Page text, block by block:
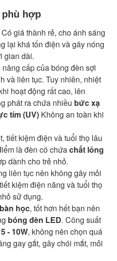
phù hợp
Có giá thành rẻ, cho ánh sáng
lại khá tốn điện và gây nóng
gian dài.
cấp của bóng đèn sợi
và liên tục. Tuy nhiên, nhiệt
hoạt động rất cao, lên
phát ra chứa nhiều bức xạ
tím (UV) Không an toàn khi
tiết kiệm điện và tuổi thọ lâu
là đèn có chứachất lỏng
dành cho trẻ nhỏ.
liên tục nên không gây mỏi
kiệm điện năng và tuổi thọ
sử dụng.
học, tốt hơn hết bạn nên
bóng đèn LED. Công suất
5 - 10W, không nên chọn quá
gay gắt, gây chói mắt, mỏi